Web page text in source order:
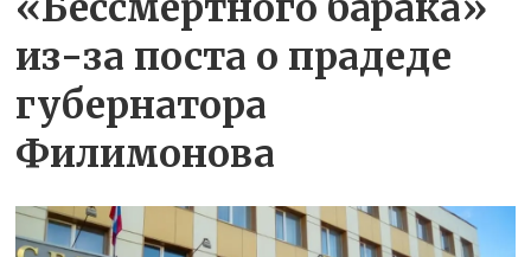
из-за поста о прадеде
губернатора
Филимонова